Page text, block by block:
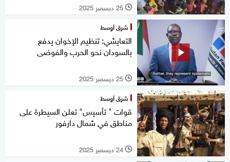
l 25 ديسمبر 2025
شرق أوسط
التعايشي: تنظيم الإخوان يدفع
بالسودان نحو الحرب والفوضى
l 25 ديسمبر 2025
شرق أوسط
قوات " تأسيس" تعلن السيطرة على
مناطق في شمال دارفور
l 24 ديسمبر 2025